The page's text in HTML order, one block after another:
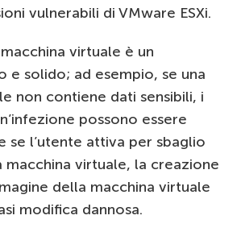
vulnerabili di VMware ESXi.
virtuale è un
e solido; ad esempio, se una
non contiene dati sensibili, i
possono essere
se l’utente attiva per sbaglio
macchina virtuale, la creazione
della macchina virtuale
modifica dannosa.